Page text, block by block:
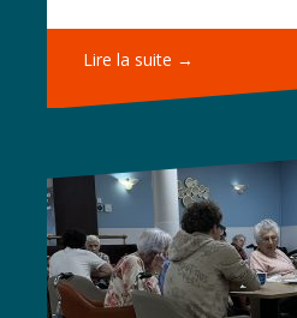
Lire la suite →